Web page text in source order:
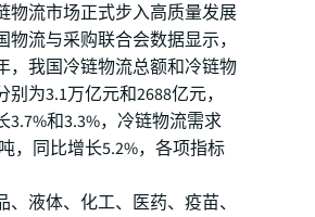
物流市场正式步入高质量发展
物流与采购联合会数据显示，
，我国冷链物流总额和冷链物
为3.1万亿元和2688亿元，
3.7%和3.3%，冷链物流需求
，同比增长5.2%，各项指标
、液体、化工、医药、疫苗、